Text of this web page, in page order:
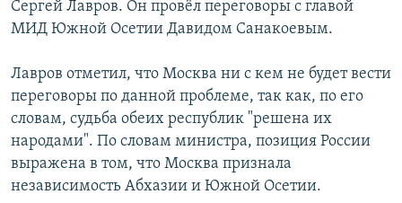
РАСПИСАНИЕ ВЕЩАНИЯ
ПОДПИШИТЕСЬ НА РАССЫЛКУ
Сергей Лавров. Он провёл переговоры с главой
МИД Южной Осетии Давидом Санакоевым.
Лавров отметил, что Москва ни с кем не будет вести
переговоры по данной проблеме, так как, по его
словам, судьба обеих республик "решена их
народами". По словам министра, позиция России
выражена в том, что Москва признала
независимость Абхазии и Южной Осетии.